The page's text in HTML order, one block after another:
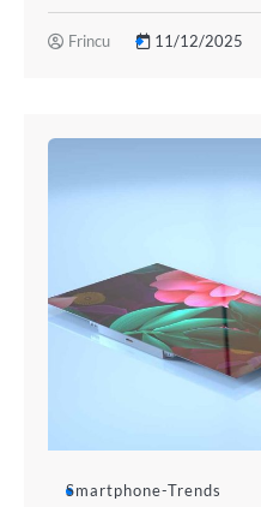
Frincu 11/12/2025
Smartphone-Trends